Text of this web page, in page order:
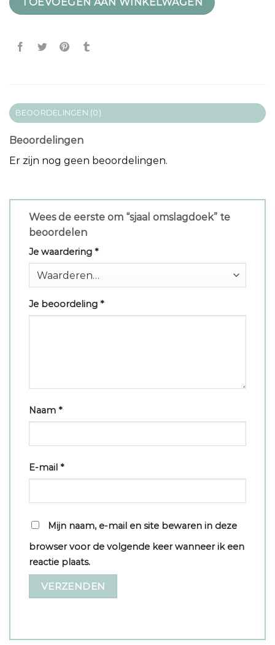
BEOORDELINGEN (0)
Beoordelingen
Er zijn nog geen beoordelingen.
Wees de eerste om “sjaal omslagdoek” te
beoordelen
Je waardering *
Je beoordeling *
Naam *
E-mail *
Mijn naam, e-mail en site bewaren in deze
browser voor de volgende keer wanneer ik een
reactie plaats.